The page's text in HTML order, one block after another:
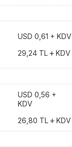
USD 0,61 + KDV
29,24TL KDV
USD 0,56 +
KDV
26,80 TL KDV